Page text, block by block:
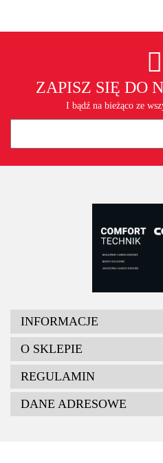
ZAPISZ SIĘ DO
I bądź na bieżąco ze
INFORMACJE
O SKLEPIE
REGULAMIN
DANE ADRESOWE